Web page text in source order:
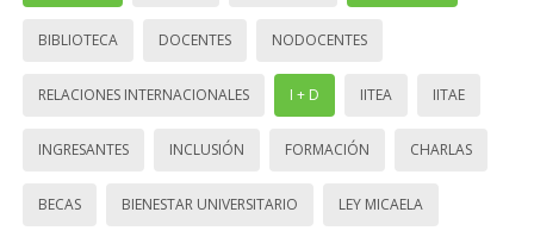
BIBLIOTECA DOCENTES NODOCENTES
RELACIONES INTERNACIONALES I + D IITEA IITAE
INGRESANTES INCLUSIÓN FORMACIÓN CHARLAS
BECAS BIENESTAR UNIVERSITARIO LEY MICAELA